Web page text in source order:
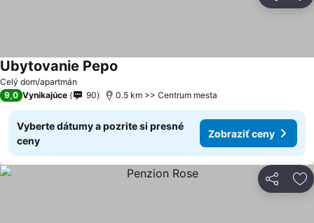
Celý dom/apartmán
Ubytovanie Pepo
9,0 Vynikajúce 90 0.5 km >> Centrum mesta
Vyberte dátumy a pozrite si presné
ceny
Zobraziť ceny
Zdieľať